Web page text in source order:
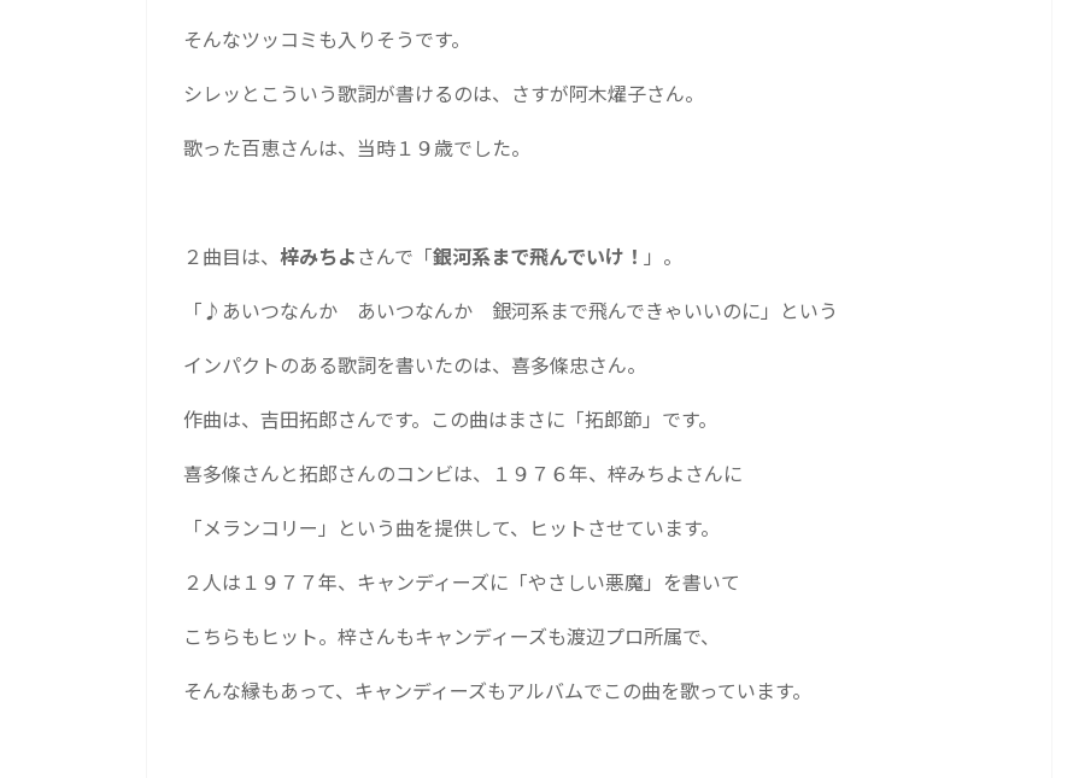
そんなツッコミも入りそうです。
シレッとこういう歌詞が書けるのは、さすが阿木燿子さん。
歌った百恵さんは、当時１９歳でした。
２曲目は、 梓みちよさんで「銀河系まで飛んでいけ！ 」。
「♪あいつなんか あいつなんか 銀河系まで飛んできゃいいのに」という
インパクトのある歌詞を書いたのは、喜多條忠さん。
作曲は、吉田拓郎さんです。この曲はまさに「拓郎節」です。
喜多條さんと拓郎さんのコンビは、１９７６年、梓みちよさんに
「メランコリー」という曲を提供して、ヒットさせています。
２人は１９７７年、キャンディーズに「やさしい悪魔」を書いて
こちらもヒット。梓さんもキャンディーズも渡辺プロ所属で、
そんな縁もあって、キャンディーズもアルバムでこの曲を歌っています。